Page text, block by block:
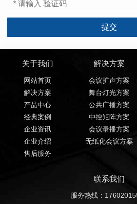
关于我们
网站首页
解决方案
产品中心
经典案例
企业资讯
企业介绍
售后服务
解决方案
会议扩声方案
舞台灯光方案
公共广播方案
中控矩阵方案
会议录播方案
无纸化会议方案
联系我们
服务热线：